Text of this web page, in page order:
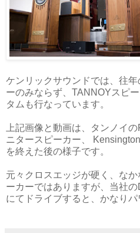
ケンリックサウンドでは、往
ーのみならず、TANNOYスピ
タムも行なっています。
上記画像と動画は、タンノイ
ニタースピーカー、
を終えた後の様子です。
元々クロスエッジが硬く、 な
ーカーではありますが、当社の
にてドライブすると、 かなりパ